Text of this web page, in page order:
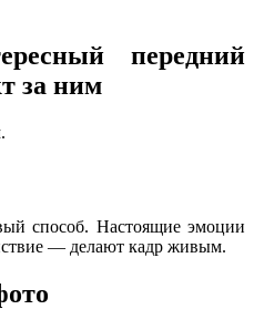
передний
за ним
способ. Настоящие эмоции
— делают кадр живым.